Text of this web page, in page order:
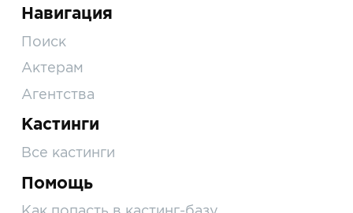
Навигация
Поиск
Актерам
Агентства
Кастинги
Все кастинги
Помощь